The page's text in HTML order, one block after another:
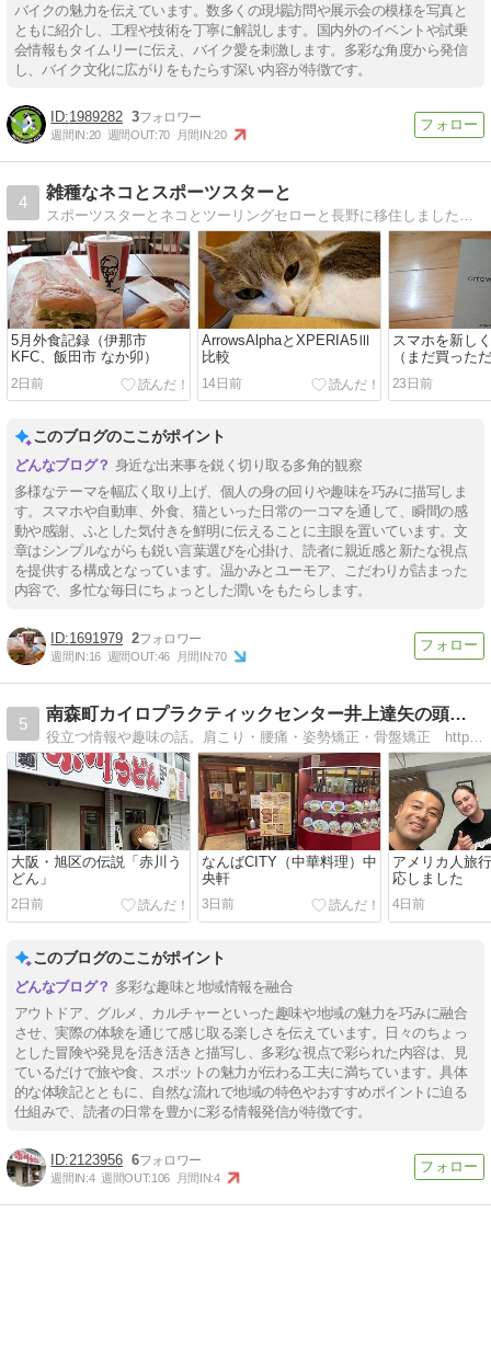
バイクの魅力を伝えています。数多くの現場訪問や展示会の模様を写真と
ともに紹介し、工程や技術を丁寧に解説します。国内外のイベントや試乗
会情報もタイムリーに伝え、バイク愛を刺激します。多彩な角度から発信
し、バイク文化に広がりをもたらす深い内容が特徴です。
1989282 3
週間IN:20 週間OUT:70 月間IN:20
4
雑種なネコとスポーツスターと
スポーツスターとネコとツーリングセローと長野に移住しましたので、その辺も書いていきます
5月外食記録（伊那市
KFC、飯田市 なか卯）
2日前
ArrowsAlphaとXPERIA5Ⅲ
比較
14日前
スマホを新し
（まだ買った
23日前
このブログのここがポイント
身近な出来事を鋭く切り取る多角的観察
多様なテーマを幅広く取り上げ、個人の身の回りや趣味を巧みに描写しま
す。スマホや自動車、外食、猫といった日常の一コマを通して、瞬間の感
動や感謝、ふとした気付きを鮮明に伝えることに主眼を置いています。文
章はシンプルながらも鋭い言葉選びを心掛け、読者に親近感と新たな視点
を提供する構成となっています。温かみとユーモア、こだわりが詰まった
内容で、多忙な毎日にちょっとした潤いをもたらします。
1691979 2
週間IN:16 週間OUT:46 月間IN:70
5
南森町カイロプラクティックセンター井上達矢の頭の中
役立つ情報や趣味の話。肩こり・腰痛・姿勢矯正・骨盤矯正 https://m-cpc.com
大阪・旭区の伝説「赤川う
どん」
2日前
なんばCITY（中華料理）中
央軒
3日前
アメリカ人旅
応しました
4日前
このブログのここがポイント
多彩な趣味と地域情報を融合
アウトドア、グルメ、カルチャーといった趣味や地域の魅力を巧みに融合
させ、実際の体験を通じて感じ取る楽しさを伝えています。日々のちょっ
とした冒険や発見を活き活きと描写し、多彩な視点で彩られた内容は、見
ているだけで旅や食、スポットの魅力が伝わる工夫に満ちています。具体
的な体験記とともに、自然な流れで地域の特色やおすすめポイントに迫る
仕組みで、読者の日常を豊かに彩る情報発信が特徴です。
2123956 6
週間IN:4 週間OUT:106 月間IN:4